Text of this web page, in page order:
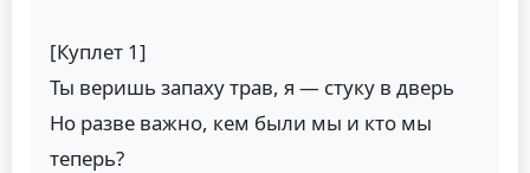
[Куплет 1]
Ты веришь запаху трав, я — стуку в дверь
Но разве важно, кем были мы и кто мы
теперь?